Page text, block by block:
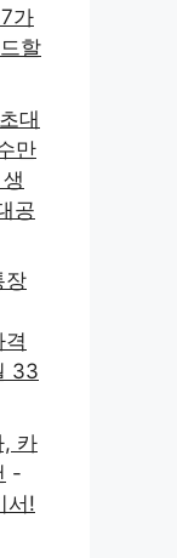
가
할
대
만
공
장
33
, 카
-
서!